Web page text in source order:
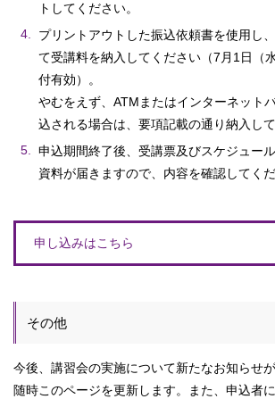
トしてください。
プリントアウトした振込依頼書を使用し
て受講料を納入してください（7月1日（
付有効）。
やむをえず、ATMまたはインターネット
込される場合は、要項記載の通り納入して
申込期間終了後、受講票及びスケジュー
資料が届きますので、内容を確認してく
申し込みはこちら
その他
今後、講習会の実施について新たなお知らせ
随時このページを更新します。また、申込者